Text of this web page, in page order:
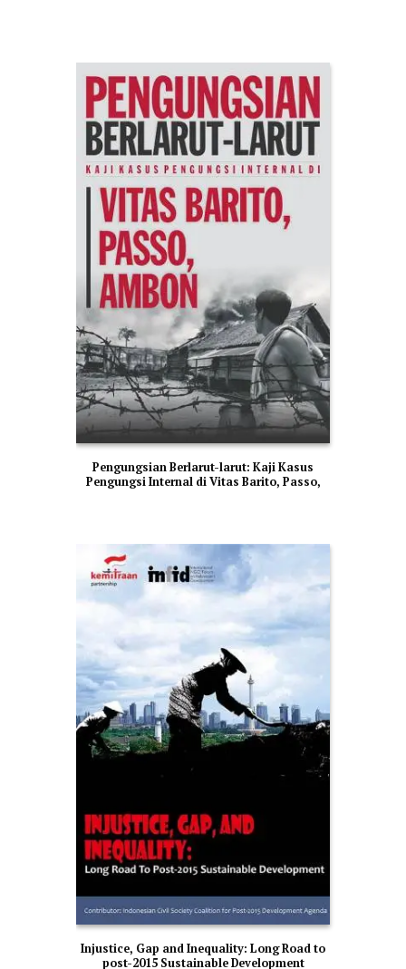
Pengungsian Berlarut-larut: Kaji Kasus
Pengungsi Internal di Vitas Barito, Passo,
Injustice, Gap and Inequality: Long Road to
post-2015 Sustainable Development